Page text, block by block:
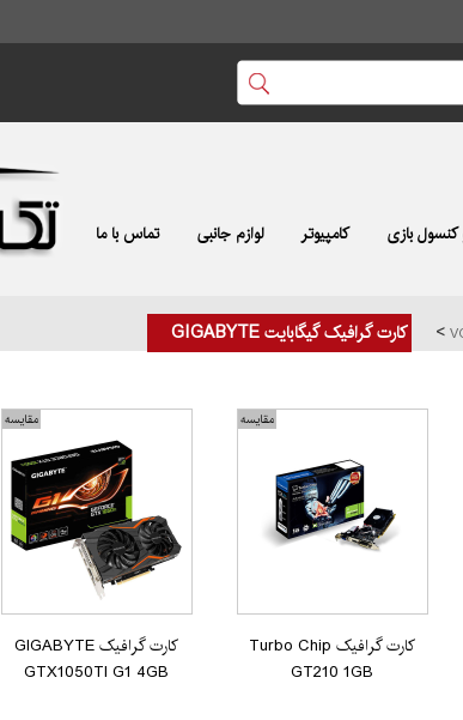
بازی کامپیوتر لوازم جانبی تماس با ما
> کارت گرافیک گیگابایت GIGABYTE
مقایسه
کارت گرافیک Turbo Chip
GT210 1GB
مقایسه
کارت گرافیک GIGABYTE
GTX1050TI G1 4GB